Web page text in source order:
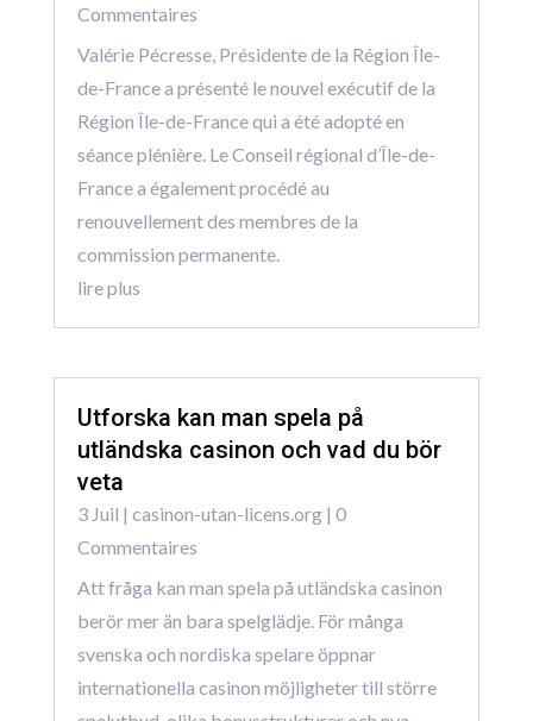
Commentaires
Valérie Pécresse, Présidente de la Région Île-
de-France a présenté le nouvel exécutif de la
Région Île-de-France qui a été adopté en
séance plénière. Le Conseil régional d’Île-de-
France a également procédé au
renouvellement des membres de la
commission permanente.
lire plus
Utforska kan man spela på
utländska casinon och vad du bör
veta
3 Juil | casinon-utan-licens.org| 0
Commentaires
Att fråga kan man spela på utländska casinon
berör mer än bara spelglädje. För många
svenska och nordiska spelare öppnar
internationella casinon möjligheter till större